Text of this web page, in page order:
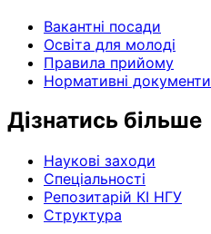
Вакантні посади
Освіта для молоді
Правила прийому
Нормативні документи
Дізнатись більше
Наукові заходи
Спеціальності
Репозитарій КІ НГУ
Структура